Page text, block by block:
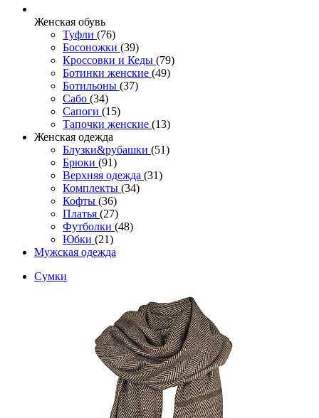
Женcкая обувь
Туфли (76)
Босоножки (39)
Кроссовки и Кеды (79)
Ботинки женские (49)
Ботильоны (37)
Сабо (34)
Сапоги (15)
Тапочки женские (13)
Женская одежда
Блузки&рубашки (51)
Брюки (91)
Верхняя одежда (31)
Комплекты (34)
Кофты (36)
Платья (27)
Футболки (48)
Юбки (21)
Мужская одежда
Сумки